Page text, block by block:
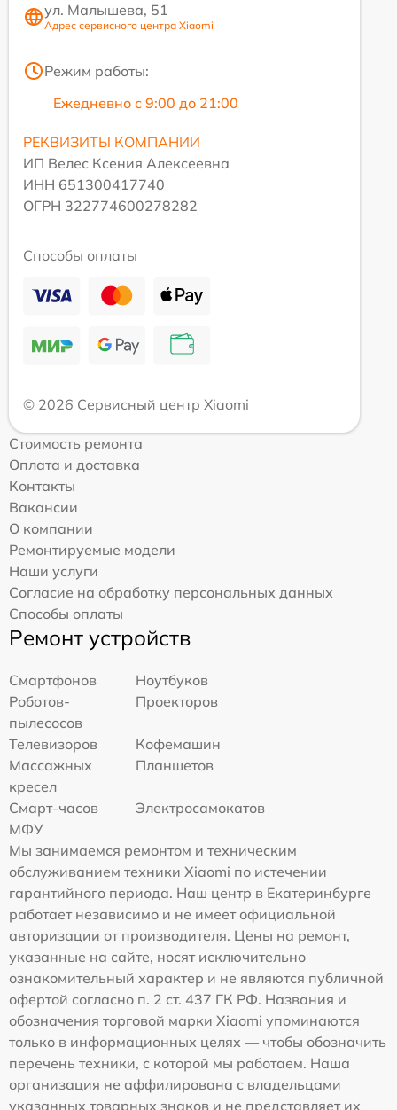
ул. Малышева, 51
Адрес сервисного центра Xiaomi
Режим работы:
Ежедневно с 9:00 до 21:00
РЕКВИЗИТЫ КОМПАНИИ
ИП Велес Ксения Алексеевна
ИНН 651300417740
ОГРН 322774600278282
Способы оплаты
© 2026 Сервисный центр Xiaomi
Стоимость ремонта
Оплата и доставка
Контакты
Вакансии
О компании
Ремонтируемые модели
Наши услуги
Согласие на обработку персональных данных
Способы оплаты
Ремонт устройств
Смартфонов
Ноутбуков
Роботов-
пылесосов
Проекторов
Телевизоров
Кофемашин
Массажных
кресел
Планшетов
Смарт-часов
Электросамокатов
МФУ
Мы занимаемся ремонтом и техническим
обслуживанием техники Xiaomi по истечении
гарантийного периода. Наш центр в Екатеринбурге
работает независимо и не имеет официальной
авторизации от производителя. Цены на ремонт,
указанные на сайте, носят исключительно
ознакомительный характер и не являются публичной
офертой согласно п. 2 ст. 437 ГК РФ. Названия и
обозначения торговой марки Xiaomi упоминаются
только в информационных целях — чтобы обозначить
перечень техники, с которой мы работаем. Наша
организация не аффилирована с владельцами
указанных товарных знаков и не представляет их